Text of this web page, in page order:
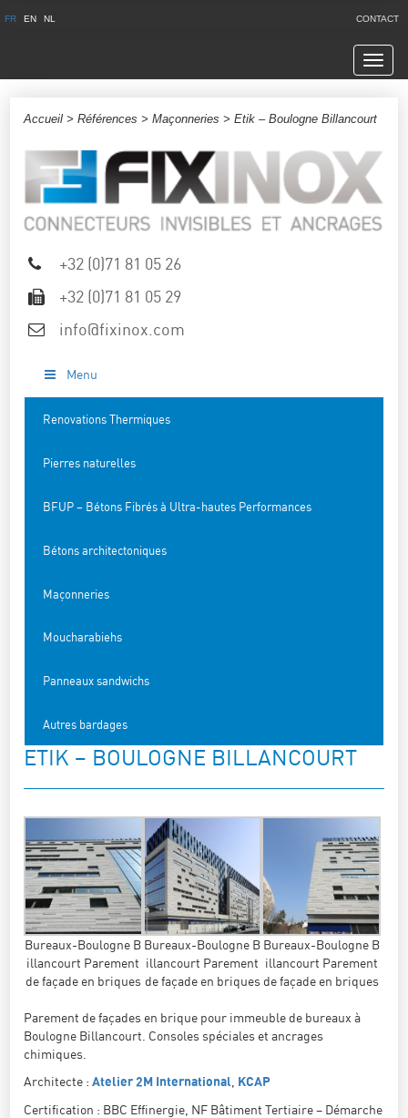
FR EN NL CONTACT
Accueil >Références >Maçonneries > Etik – Boulogne Billancourt
+32 (0)71 81 05 26
+32 (0)71 81 05 29
info@fixinox.com
Menu
Renovations Thermiques
Pierres naturelles
BFUP – Bétons Fibrés à Ultra-hautes Performances
Bétons architectoniques
Maçonneries
Moucharabiehs
Panneaux sandwichs
Autres bardages
ETIK – BOULOGNE BILLANCOURT
Bureaux-Boulogne B
illancourt Parement
de façade en briques
Bureaux-Boulogne B
illancourt Parement
de façade en briques
Bureaux-Boulogne B
illancourt Parement
de façade en briques
Parement de façades en brique pour immeuble de bureaux à
Boulogne Billancourt. Consoles spéciales et ancrages
chimiques.
Architecte :Atelier 2M International KCAP
Certification : BBC Effinergie, NF Bâtiment Tertiaire – Démarche